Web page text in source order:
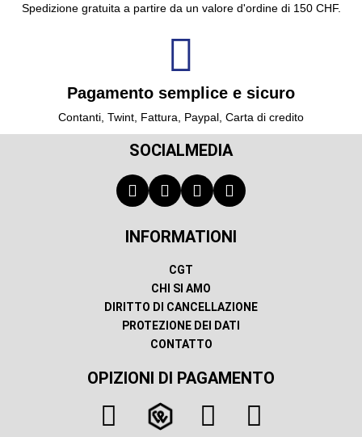
Spedizione gratuita a partire da un valore d'ordine di 150 CHF.
Pagamento semplice e sicuro
Contanti, Twint, Fattura, Paypal, Carta di credito
SOCIALMEDIA
INFORMATIONI
CGT
CHI SI AMO
DIRITTO DI CANCELLAZIONE
PROTEZIONE DEI DATI
CONTATTO
OPIZIONI DI PAGAMENTO